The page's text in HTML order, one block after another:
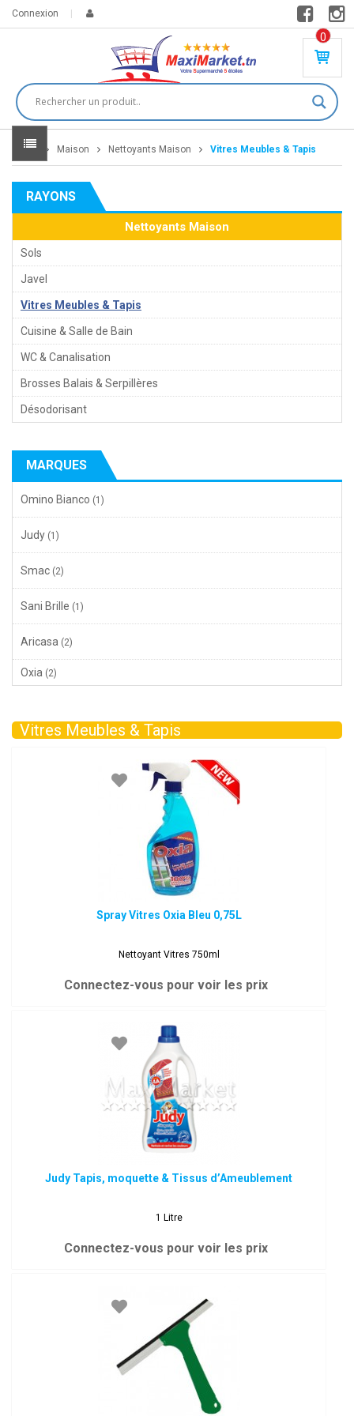
Connexion
0
PR
DU
IT(
S)
DT
Home Maison Nettoyants Maison Vitres Meubles & Tapis
RAYONS
Nettoyants Maison
Sols
Javel
Vitres Meubles & Tapis
Cuisine & Salle de Bain
WC & Canalisation
Brosses Balais & Serpillères
Désodorisant
MARQUES
Omino Bianco (1)
Judy (1)
Smac (2)
Sani Brille (1)
Aricasa (2)
Oxia (2)
Vitres Meubles & Tapis
Spray Vitres Oxia Bleu 0,75L
Nettoyant Vitres 750ml
Connectez-vous pour voir les prix
Judy Tapis, moquette & Tissus d’Ameublement
1 Litre
Connectez-vous pour voir les prix